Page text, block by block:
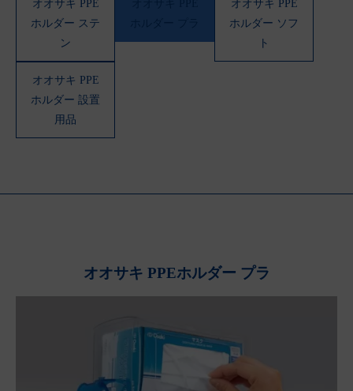
オオサキ PPE
ホルダー ステ
ン
オオサキ PPE
ホルダー ソフ
ト
オオサキ PPE
ホルダー 設置
用品
オオサキ PPEホルダー プラ